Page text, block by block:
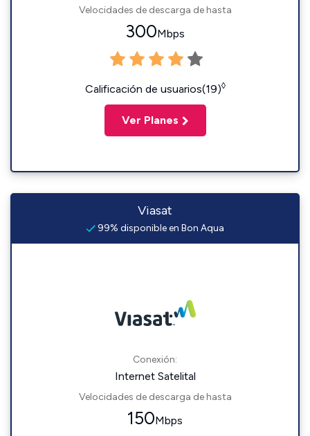
Velocidades de descarga de hasta
300Mbps
Calificación de usuarios(19)◊
Ver Planes
Viasat
99% disponible en Bon Aqua
Conexión:
Internet Satelital
Velocidades de descarga de hasta
150Mbps